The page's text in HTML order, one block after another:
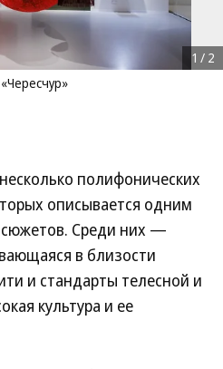
1 / 2
полифонических
описывается одним
сюжетов. Среди них —
в близости
и стандарты телесной и
культура и ее